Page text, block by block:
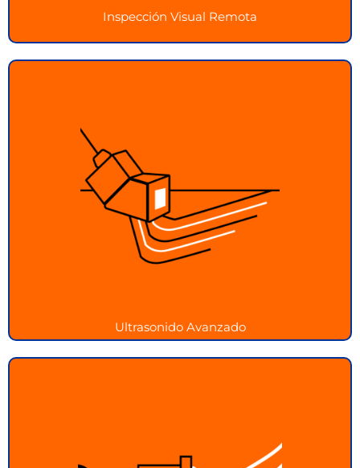
Inspección Visual Remota
Ultrasonido Avanzado
Ultrasonido Avanzado
Detecta defectos internos con nuestro ultrasonido
avanzado de alta precisión
Ver más